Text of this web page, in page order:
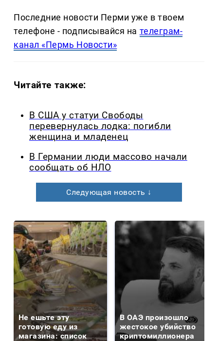
Последние новости Перми уже в твоем
телефоне - подписывайся на телеграм-
канал «Пермь Новости»
Читайте также:
В США у статуи Свободы
перевернулась лодка: погибли
женщина и младенец
В Германии люди массово начали
сообщать об НЛО
Следующая новость ↓
Не ешьте эту
готовую еду из
магазина: список
В ОАЭ произошло
жестокое убийство
криптомиллионера